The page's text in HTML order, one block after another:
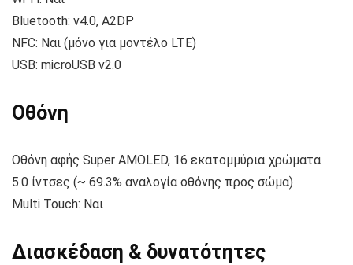
Bluetooth: v4.0, A2DP
NFC: Ναι (μόνο για μοντέλο LTE)
USB: microUSB v2.0
Οθόνη
Οθόνη αφής Super AMOLED, 16 εκατομμύρια χρώματα
5.0 ίντσες (~ 69.3% αναλογία οθόνης προς σώμα)
Multi Touch: Ναι
Διασκέδαση & δυνατότητες